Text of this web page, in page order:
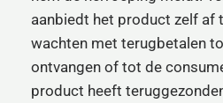
aanbiedt het product zelf af
wachten met terugbetalen
ontvangen of tot de
product heeft